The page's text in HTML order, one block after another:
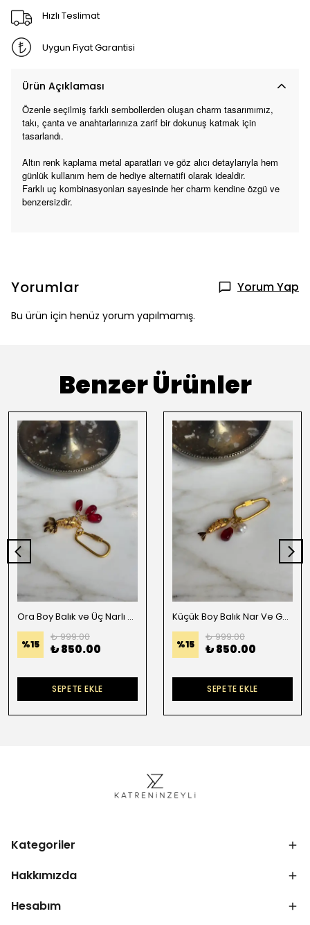
Hızlı Teslimat
Uygun Fiyat Garantisi
Ürün Açıklaması
Özenle seçilmiş farklı sembollerden oluşan charm tasarımımız,
takı, çanta ve anahtarlarınıza zarif bir dokunuş katmak için
tasarlandı.
Altın renk kaplama metal aparatları ve göz alıcı detaylarıyla hem
günlük kullanım hem de hediye alternatifi olarak idealdir.
Farklı uç kombinasyonları sayesinde her charm kendine özgü ve
benzersizdir.
Yorumlar Yorum Yap
Bu ürün için henüz yorum yapılmamış.
Benzer Ürünler
Ora Boy Balık ve Üç Narlı Charm
%15
₺ 999.00
₺ 850.00
SEPETE EKLE
Küçük Boy Balık Nar Ve Gerçek İncili Charm
%15
₺ 999.00
₺ 850.00
SEPETE EKLE
Kategoriler
Hakkımızda
Hesabım